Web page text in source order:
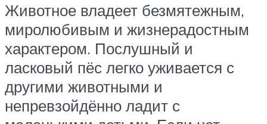
Животное владеет безмятежным,
миролюбивым и жизнерадостным
характером. Послушный и
ласковый пёс легко уживается с
другими животными и
непревзойдённо ладит с